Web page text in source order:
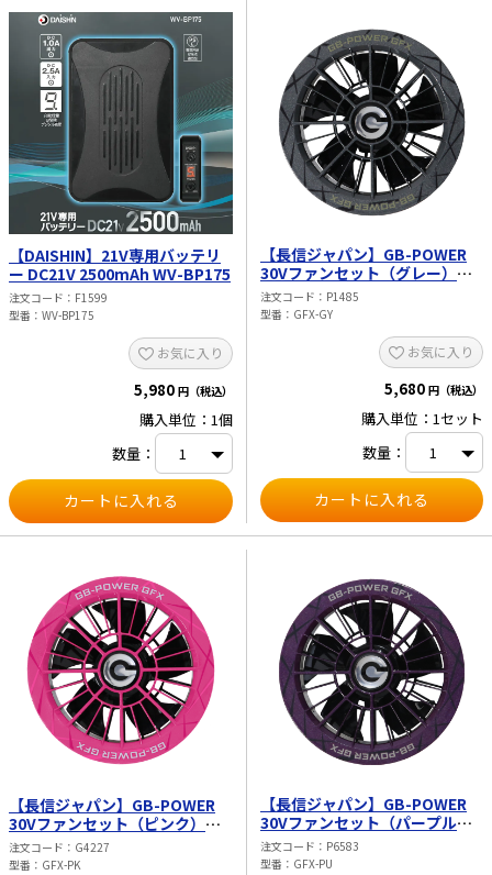
シリコン、ステンレス ・防塵・防水
性能：IP67 ・耐熱性能：～80℃ ・振
動・衝撃耐性：JIS B7001 ・アラーム
音量：74dB ・バッテリー寿命：ワン
シーズン（5ヶ月）
【DAISHIN】21V専用バッテリ
ー DC21V 2500mAh WV-BP175
注文コード
F1599
型番
WV-BP175
お気に入り
5,980 円（税込）
購入単位：1個
数量：
【長信ジャパン】GB-POWER
30Vファンセット（グレー）
GFX-GY
注文コード
P1485
型番
GFX-GY
お気に入り
5,680 円（税込）
購入単位：1セット
数量：
【長信ジャパン】GB-POWER
30Vファンセット（ピンク）
GFX-PK
注文コード
G4227
型番
GFX-PK
【長信ジャパン】GB-POWER
30Vファンセット（パープル）
GFX-PU
注文コード
P6583
型番
GFX-PU